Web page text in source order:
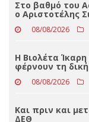
ενάντια στη
Παλαιστίνη
08/08/2026
Στο βαθμό του
ο Αριστοτέλης
08/08/2026
Η Βιολέτα